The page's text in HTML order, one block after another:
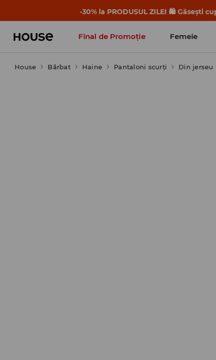
-30% la PRODUSUL ZILEI 🛍️ Găsești
Final de Promoție Femeie
House Bărbat Haine Pantaloni scurţi Din jerseu